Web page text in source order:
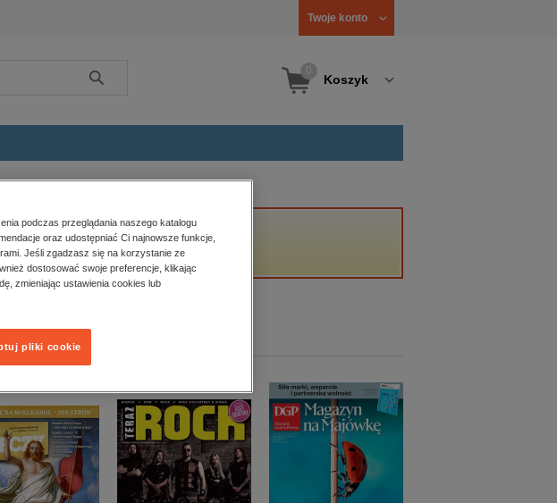
Twoje konto
Szukaj Koszyk
podczas przeglądania naszego katalogu
oraz udostępniać Ci najnowsze funkcje,
Jeśli zgadzasz się na korzystanie ze
dostosować swoje preferencje, klikając
zmieniając ustawienia cookies lub
pliki cookie